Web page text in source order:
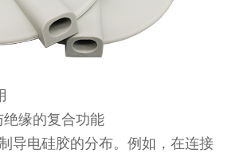
缘的复合功能
导电硅胶的分布。例如，在连接